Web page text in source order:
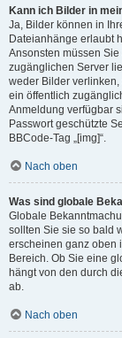
Kann ich Bilder in
Ja, Bilder können in
Dateianhänge erlaubt
Ansonsten müssen
zugänglichen Server
weder Bilder
ein öffentlich
Anmeldung verfügbar
Passwort geschützte
BBCode-Tag „[img]“.
Nach oben
Was sind globale
Globale
sollten Sie sie so bald
erscheinen ganz oben
Bereich. Ob Sie eine
hängt von den durch
ab.
Nach oben